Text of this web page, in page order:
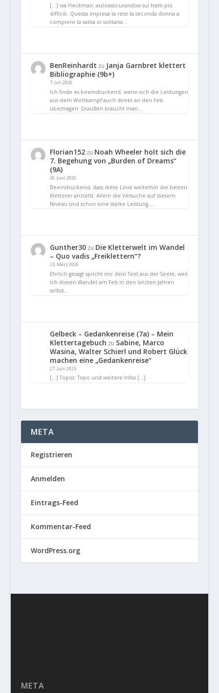
[…] via Heckmair, autoassicurandosi sui tratti più
difficili. Questa impresa la rese la seconda donna a
compiere la salita in solitaria…
BenReinhardt zu Janja Garnbret klettert
Bibliographie (9b+)
7. Juli 2026
Ich finde es beeindruckend, wenn sich die Leistungen
aus dem Wettkampf auch direkt an den Fels
übertragen. Draußen braucht man…
Florian152zu Noah Wheeler holt sich die
7. Begehung von „Burden of Dreams“
(9A)
26. Juni 2026
Beeindruckend, dass diese Linie weiterhin die besten
Kletterer anzieht. Allein die Versuche auf diesem
Niveau sind schon eine starke Leistung.…
Gunther30zu Die Kletterwelt im Wandel
– Quo vadis „Freiklettern“?
23. März 2026
Ehrlich gesagt spricht mir dein Text aus der Seele, weil
ich diesen Wandel am Fels in den letzten Jahren
selbst…
Gelbeck – Gedankenreise (7a) – Mein
Klettertagebuch zu Sabine, Marco
Wasina, Walter Schierl und Robert Glück
machen eine „Gedankenreise“
27. Juni 2025
[…] Topos: Topo und weitere Infos […]
META
Registrieren
Anmelden
Eintrags-Feed
Kommentar-Feed
WordPress.org
META